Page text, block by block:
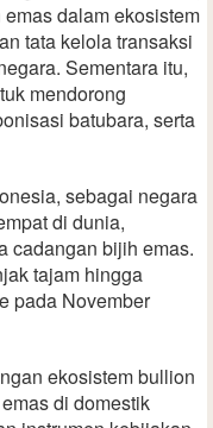
dalam ekosistem
tata kelola transaksi
Sementara itu,
mendorong
batubara, serta
sebagai negara
di dunia,
cadangan bijih emas.
tajam hingga
pada November
ekosistem bullion
di domestik